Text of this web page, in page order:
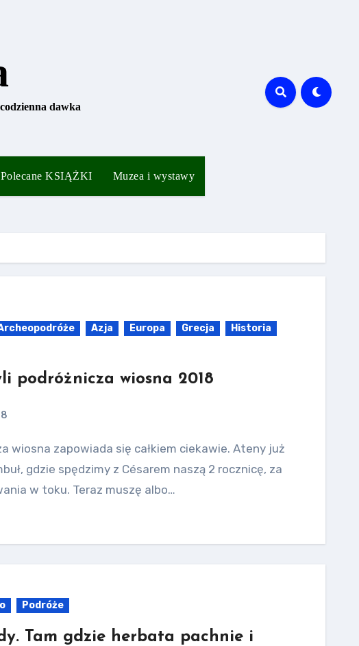
dawka
Polecane KSIĄŻKI Muzea i wystawy
Azja Europa Grecja
Historia
podróżnicza wiosna 2018
wiosna zapowiada się całkiem ciekawie. Ateny już
gdzie spędzimy z Césarem naszą 2 rocznicę, za
w toku. Teraz muszę albo…
Podróże
Tam gdzie herbata pachnie i